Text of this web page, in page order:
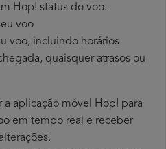
Hop! status do voo.
voo
voo, incluindo horários
quaisquer atrasos ou
a aplicação móvel Hop! para
em tempo real e receber